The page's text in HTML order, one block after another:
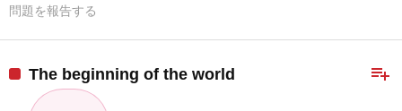
問題を報告する
playlist_add
The beginning of the world